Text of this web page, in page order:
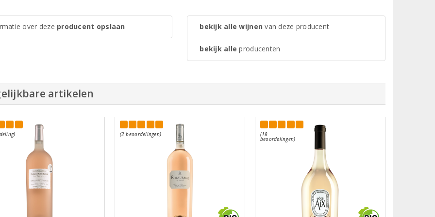
over deze producent opslaan bekijk alle wijnen van deze producent
bekijk alle producenten
artikelen
(2 beoordelingen) (18
beoordelingen)